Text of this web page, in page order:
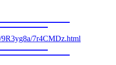
7r4CMDz.html